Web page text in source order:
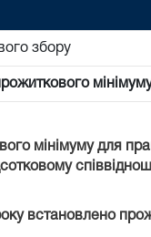
збору
мінімуму для
встановлено